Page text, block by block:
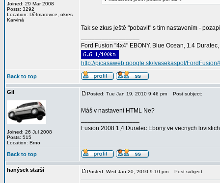
Joined: 29 Mar 2008
Posts: 3292
Location: Dětmarovice, okres
Karviná
Tak se zkus ještě "pobavit" s tím nastavením -
Ford Fusion "4x4" EBONY, Blue Ocean, 1.4
http://picasaweb.google.sk/Ivasekaspol/FordFusion#
Back to top
Gil
Joined: 26 Jul 2008
Posts: 515
Location: Brno
Posted: Tue Jan 19, 2010 9:46 pm Post subject:
Máš v nastavení HTML Ne?
Fusion 2008 1,4 Duratec Ebony ve vecnych lovistich
Back to top
hanýsek starší Posted: Wed Jan 20, 2010 9:10 pm Post subject: